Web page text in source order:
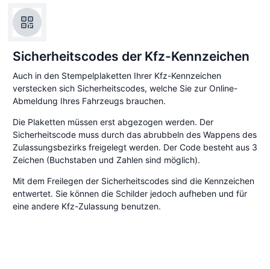
Sicherheitscodes der Kfz-Kennzeichen
Auch in den Stempelplaketten Ihrer Kfz-Kennzeichen
verstecken sich Sicherheitscodes, welche Sie zur Online-
Abmeldung Ihres Fahrzeugs brauchen.
Die Plaketten müssen erst abgezogen werden. Der
Sicherheitscode muss durch das abrubbeln des Wappens des
Zulassungsbezirks freigelegt werden. Der Code besteht aus 3
Zeichen (Buchstaben und Zahlen sind möglich).
Mit dem Freilegen der Sicherheitscodes sind die Kennzeichen
entwertet. Sie können die Schilder jedoch aufheben und für
eine andere Kfz-Zulassung benutzen.